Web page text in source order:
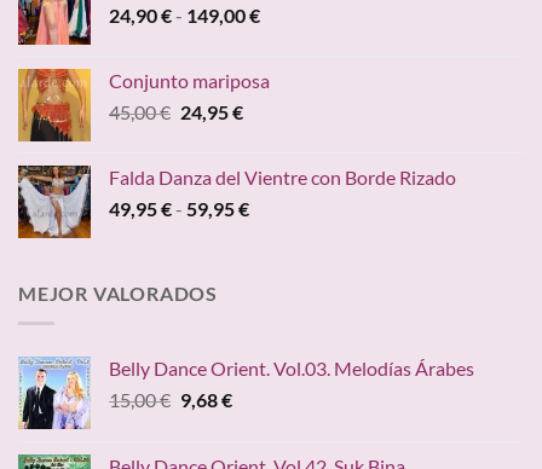
19,95 €
24,90€- 149,00€Rango
desde
149,00 €
Conjunto mariposa
45,00€ El
era:
45,00 €.
24,95€El
es:
24,95 €.
Falda Danza del Vientre con Borde Rizado
49,95€- 59,95€Rango
59,95 €
MEJOR VALORADOS
Belly Dance Orient. Vol.03. Melodías Árabes
15,00€ El
9,68€El